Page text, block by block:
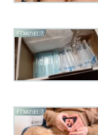
FTMの妊活
FTMの妊活